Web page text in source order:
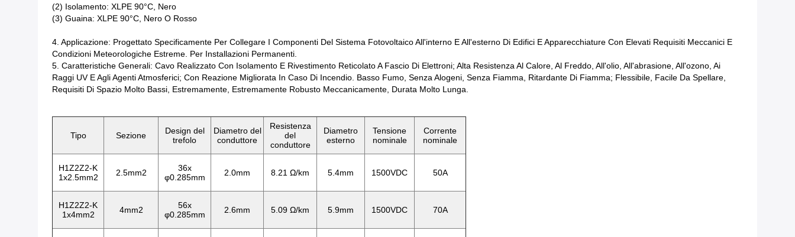
(2) Isolamento: XLPE 90°C, Nero
(3) Guaina: XLPE 90°C, Nero O Rosso
4. Applicazione: Progettato Specificamente Per Collegare I Componenti Del Sistema Fotovoltaico All'interno E All'esterno Di Edifici E Apparecchiature Con Elevati Requisiti Meccanici E
Condizioni Meteorologiche Estreme. Per Installazioni Permanenti.
5. Caratteristiche Generali: Cavo Realizzato Con Isolamento E Rivestimento Reticolato A Fascio Di Elettroni; Alta Resistenza Al Calore, Al Freddo, All'olio, All'abrasione, All'ozono, Ai
Raggi UV E Agli Agenti Atmosferici; Con Reazione Migliorata In Caso Di Incendio. Basso Fumo, Senza Alogeni, Senza Fiamma, Ritardante Di Fiamma; Flessibile, Facile Da Spellare,
Requisiti Di Spazio Molto Bassi, Estremamente, Estremamente Robusto Meccanicamente, Durata Molto Lunga.
Tipo Sezione
Design del
trefolo
Diametro del
conduttore
Resistenza
del
conduttore
Diametro
esterno
Tensione
nominale
Corrente
nominale
H1Z2Z2-K
1x2.5mm2
2.5mm2
36x
φ0.285mm
2.0mm 8.21 Ω/km 5.4mm 1500VDC 50A
H1Z2Z2-K
1x4mm2
4mm2
56x
φ0.285mm
2.6mm 5.09 Ω/km 5.9mm 1500VDC 70A